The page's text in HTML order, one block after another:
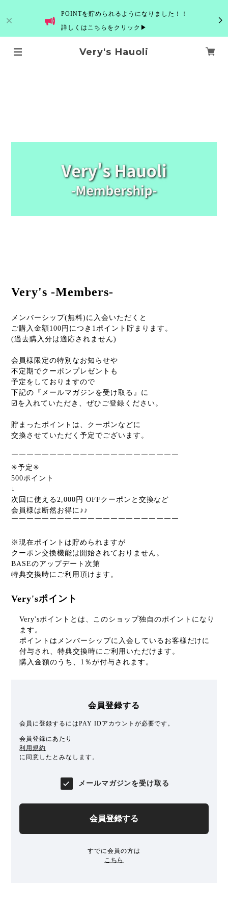
POINTを貯められるようになりました！！
詳しくはこちらをクリック▶
Very's Hauoli
Very's -Members-
メンバーシップ(無料)に入会いただくと
ご購入金額100円につき1ポイント貯まります。
(過去購入分は適応されません)
会員様限定の特別なお知らせや
不定期でクーポンプレゼントも
予定をしておりますので
下記の『メールマガジンを受け取る』に
☑️を入れていただき、ぜひご登録ください。
貯まったポイントは、クーポンなどに
交換させていただく予定でございます。
￣￣￣￣￣￣￣￣￣￣￣￣￣￣￣￣￣￣￣￣￣￣
✳︎予定✳︎
500ポイント
↓
次回に使える2,000円 OFFクーポンと交換など
会員様は断然お得に♪♪
￣￣￣￣￣￣￣￣￣￣￣￣￣￣￣￣￣￣￣￣￣￣
※現在ポイントは貯められますが
クーポン交換機能は開始されておりません。
BASEのアップデート次第
特典交換時にご利用頂けます。
Very'sポイント
Very'sポイントとは、このショップ独自のポイントになり
ます。
ポイントはメンバーシップに入会しているお客様だけに
付与され、特典交換時にご利用いただけます。
購入金額のうち、1％が付与されます。
会員登録する
会員に登録するにはPAY IDアカウントが必要です。
会員登録にあたり
利用規約
に同意したとみなします。
メールマガジンを受け取る
会員登録する
すでに会員の方は
こちら